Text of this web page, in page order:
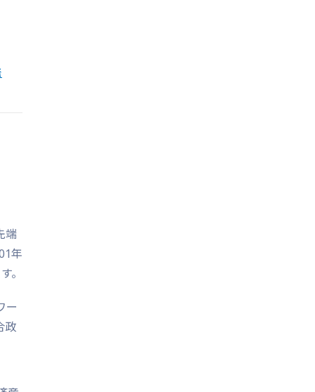
端
年
。
ー
政